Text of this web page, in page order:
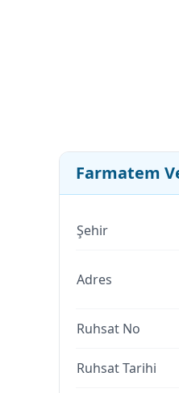
Farmatem
Şehir
Adres
Ruhsat No
Ruhsat Tarihi